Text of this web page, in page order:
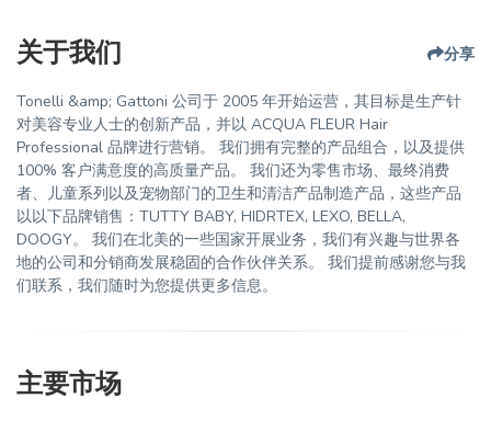
关于我们 分享
Tonelli &amp; Gattoni 公司于 2005 年开始运营，其目标是生产针
对美容专业人士的创新产品，并以 ACQUA FLEUR Hair
Professional 品牌进行营销。 我们拥有完整的产品组合，以及提供
100% 客户满意度的高质量产品。 我们还为零售市场、最终消费
者、儿童系列以及宠物部门的卫生和清洁产品制造产品，这些产品
以以下品牌销售：TUTTY BABY, HIDRTEX, LEXO, BELLA,
DOOGY。 我们在北美的一些国家开展业务，我们有兴趣与世界各
地的公司和分销商发展稳固的合作伙伴关系。 我们提前感谢您与我
们联系，我们随时为您提供更多信息。
主要市场